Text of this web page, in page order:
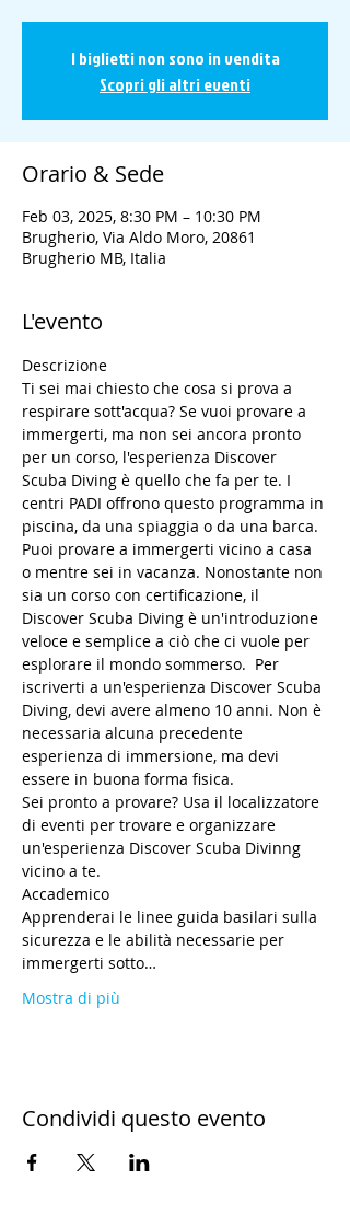
I biglietti non sono in vendita
Scopri gli altri eventi
Orario & Sede
Feb 03, 2025, 8:30 PM – 10:30 PM
Brugherio, Via Aldo Moro, 20861
Brugherio MB, Italia
L'evento
Descrizione
Ti sei mai chiesto che cosa si prova a
respirare sott'acqua? Se vuoi provare a
immergerti, ma non sei ancora pronto
per un corso, l'esperienza Discover
Scuba Diving è quello che fa per te. I
centri PADI offrono questo programma in
piscina, da una spiaggia o da una barca.
Puoi provare a immergerti vicino a casa
o mentre sei in vacanza. Nonostante non
sia un corso con certificazione, il
Discover Scuba Diving è un'introduzione
veloce e semplice a ciò che ci vuole per
esplorare il mondo sommerso.  Per
iscriverti a un'esperienza Discover Scuba
Diving, devi avere almeno 10 anni. Non è
necessaria alcuna precedente
esperienza di immersione, ma devi
essere in buona forma fisica.
Sei pronto a provare? Usa il localizzatore
di eventi per trovare e organizzare
un'esperienza Discover Scuba Divinng
vicino a te.
Accademico
Apprenderai le linee guida basilari sulla
sicurezza e le abilità necessarie per
immergerti sotto…
Mostra di più
Condividi questo evento